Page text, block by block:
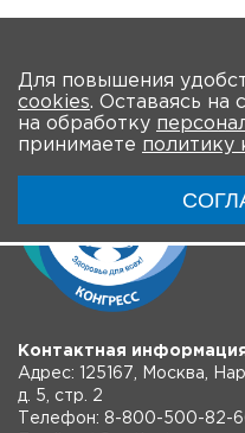
Для повышения
cookies. Оставаясь на
на обработку
принимаете политику
Контактная
Адрес: 125167, Москва,
д. 5, стр. 2
Телефон: 8-800-500-82-